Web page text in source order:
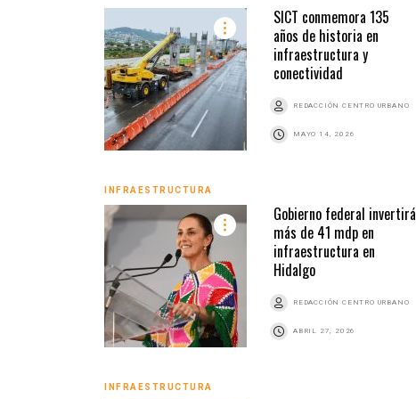
SICT conmemora 135
años de historia en
infraestructura y
conectividad
REDACCIÓN CENTRO URBANO
MAYO 14, 2026
INFRAESTRUCTURA
Gobierno federal invertirá
más de 41 mdp en
infraestructura en
Hidalgo
REDACCIÓN CENTRO URBANO
ABRIL 27, 2026
INFRAESTRUCTURA